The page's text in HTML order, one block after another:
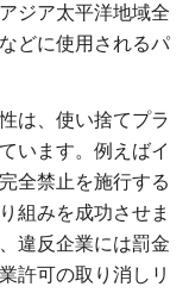
ジア太平洋地域全
どに使用されるパ
は、使い捨てプラ
います。例えばイ
全禁止を施行する
組みを成功させま
違反企業には罰金
許可の取り消しリ